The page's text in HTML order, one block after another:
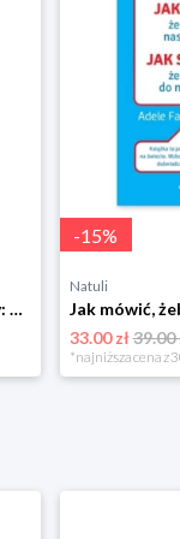
Porozumienie bez przemocy: o języku życia Czarna owca
-15%
Natuli
33.00 zł39.00
*najniższa cena z